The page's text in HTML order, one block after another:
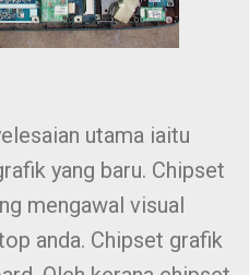
utama iaitu
yang baru. Chipset
mengawal visual
anda. Chipset grafik